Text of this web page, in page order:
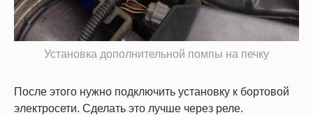
Установка дополнительной помпы на печку
После этого нужно подключить установку к бортовой
электросети. Сделать это лучше через реле.